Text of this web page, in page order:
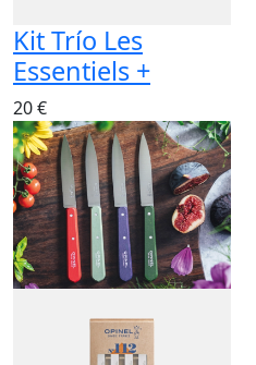
Kit Trío Les
Essentiels +
20 €